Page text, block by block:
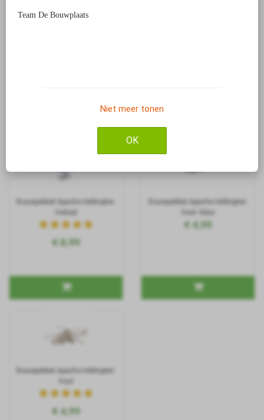
Bouwpakket Apache Helikopter-
metaal
€ 8,99
Bouwpakket Apache Helikopter-
hout- kleur
€ 4,99
Bouwpakket Apache Helikopter-
hout
€ 4,99
Team De Bouwplaats
Niet meer tonen
OK